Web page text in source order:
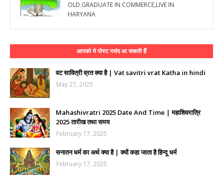
OLD.GRADUATE IN COMMERCE,LIVE IN
HARYANA
आपको ये पोस्ट पसंद आ सकती हैं
वट सावित्री व्रत क्या है | Vat savitri vrat Katha in hindi
May 27, 2025
Mahashivratri 2025 Date And Time | महाशिवरात्रि
2025 तारीख तथा समय
February 17, 2025
सनातन धर्म का अर्थ क्या है | क्यों कहा जाता है हिन्दू धर्म
February 17, 2025